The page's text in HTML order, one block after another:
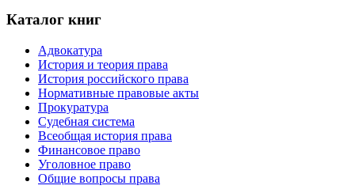
Каталог книг
Адвокатура
История и теория права
История российского права
Нормативные правовые акты
Прокуратура
Судебная система
Всеобщая история права
Финансовое право
Уголовное право
Общие вопросы права